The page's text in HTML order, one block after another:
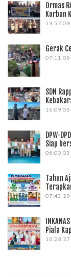
Ormas
Korban
19:52 09
Gerak
07:11 06
SDN
16:09 05
DPW-
Siap
06:00 03
Tahun
07:43
Piala
16:28